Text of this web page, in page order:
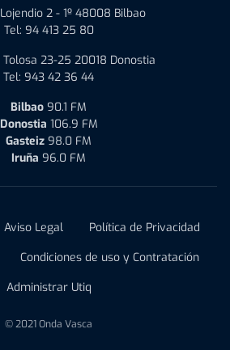
2 - 1º 48008 Bilbao
Tel: 94 413 25 80
23-25 20018 Donostia
Tel: 943 42 36 44
Bilbao 90.1 FM
Donostia 106.9 FM
Gasteiz 98.0 FM
Iruña 96.0 FM
Aviso Legal
Política de Privacidad
Condiciones de uso y Contratación
Administrar Utiq
© 2021 Onda Vasca